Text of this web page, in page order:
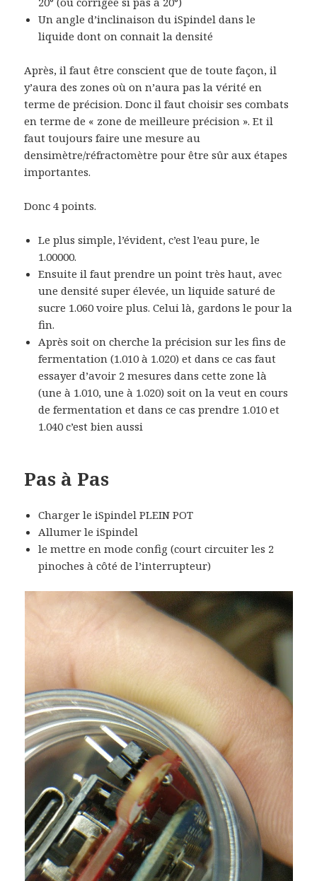
Un angle d’inclinaison du iSpindel dans le
liquide dont on connait la densité
Après, il faut être conscient que de toute façon, il
y’aura des zones où on n’aura pas la vérité en
terme de précision. Donc il faut choisir ses combats
en terme de « zone de meilleure précision ». Et il
faut toujours faire une mesure au
densimètre/réfractomètre pour être sûr aux étapes
importantes.
Donc 4 points.
Le plus simple, l’évident, c’est l’eau pure, le
1.00000.
Ensuite il faut prendre un point très haut, avec
une densité super élevée, un liquide saturé de
sucre 1.060 voire plus. Celui là, gardons le pour la
fin.
Après soit on cherche la précision sur les fins de
fermentation (1.010 à 1.020) et dans ce cas faut
essayer d’avoir 2 mesures dans cette zone là
(une à 1.010, une à 1.020) soit on la veut en cours
de fermentation et dans ce cas prendre 1.010 et
1.040 c’est bien aussi
Pas à Pas
Charger le iSpindel PLEIN POT
Allumer le iSpindel
le mettre en mode config (court circuiter les 2
pinoches à côté de l’interrupteur)